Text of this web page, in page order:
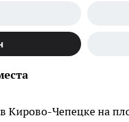
в Кирово-Чепецке на